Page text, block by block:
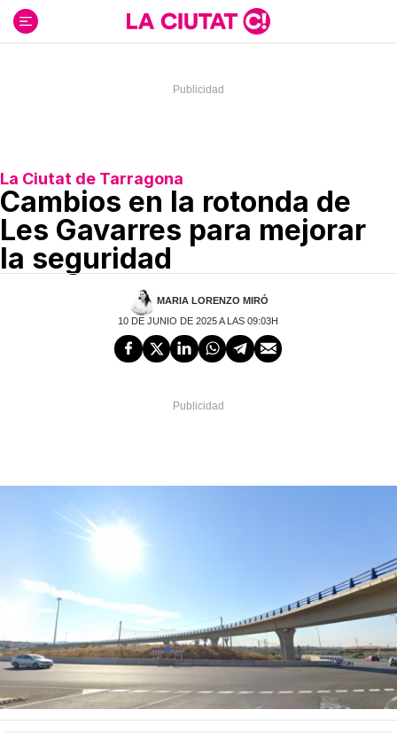
contenido
La Ciutat de Tarragona
Cambios en la rotonda de
Les Gavarres para mejorar
la seguridad
MARIA LORENZO MIRÓ
10 DE JUNIO DE 2025 A LAS 09:03H